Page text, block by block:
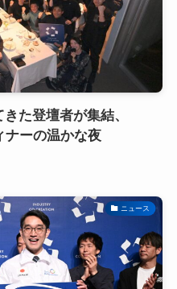
た登壇者が集結、
ナーの温かな夜
ニュース